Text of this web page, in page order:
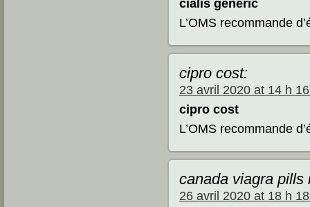
cialis generic
L’OMS recommande
cipro cost:
23 avril 2020 at 14 h
cipro cost
L’OMS recommande
canada viagra pills
26 avril 2020 at 18 h